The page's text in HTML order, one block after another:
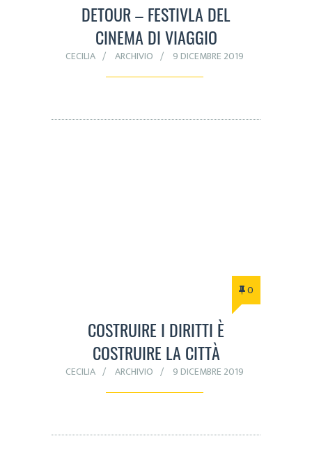
DETOUR – FESTIVLA DEL
CINEMA DI VIAGGIO
CECILIA ARCHIVIO 9 DICEMBRE 2019
0
COSTRUIRE I DIRITTI È
COSTRUIRE LA CITTÀ
CECILIA ARCHIVIO 9 DICEMBRE 2019